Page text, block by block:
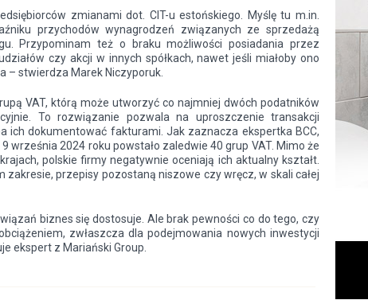
zmianami dot. CIT-u estońskiego. Myślę tu m.in.
przychodów wynagrodzeń związanych ze sprzedażą
Przypominam też o braku możliwości posiadania przez
czy akcji w innych spółkach, nawet jeśli miałoby ono
– stwierdza Marek Niczyporuk.
VAT, którą może utworzyć co najmniej dwóch podatników
To rozwiązanie pozwala na uproszczenie transakcji
ich dokumentować fakturami. Jak zaznacza ekspertka BCC,
września 2024 roku powstało zaledwie 40 grup VAT. Mimo że
polskie firmy negatywnie oceniają ich aktualny kształt.
przepisy pozostaną niszowe czy wręcz, w skali całej
biznes się dostosuje. Ale brak pewności co do tego, czy
zwłaszcza dla podejmowania nowych inwestycji
ekspert z Mariański Group.